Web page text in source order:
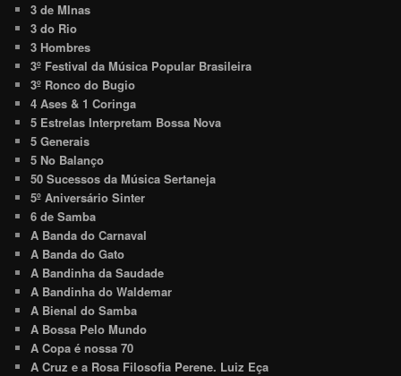
3 de MInas
3 do Rio
3 Hombres
3º Festival da Música Popular Brasileira
3º Ronco do Bugio
4 Ases & 1 Coringa
5 Estrelas Interpretam Bossa Nova
5 Generais
5 No Balanço
50 Sucessos da Música Sertaneja
5º Aniversário Sinter
6 de Samba
A Banda do Carnaval
A Banda do Gato
A Bandinha da Saudade
A Bandinha do Waldemar
A Bienal do Samba
A Bossa Pelo Mundo
A Copa é nossa 70
A Cruz e a Rosa Filosofia Perene. Luiz Eça